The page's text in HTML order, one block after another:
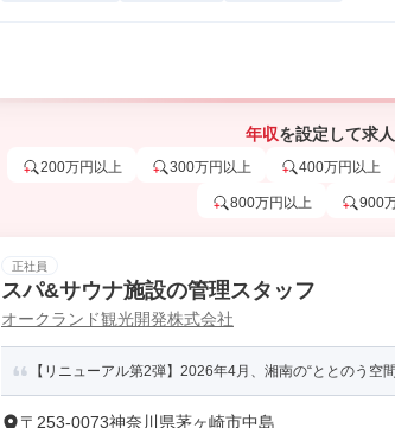
年収を設定して求
200万円以上 300万円以上 400万円以上
800万円以上 900
正社員
スパ&サウナ施設の管理スタッフ
オークランド観光開発株式会社
【リニューアル第2弾】2026年4月、湘南の“ととのう空
〒253-0073神奈川県茅ヶ崎市中島